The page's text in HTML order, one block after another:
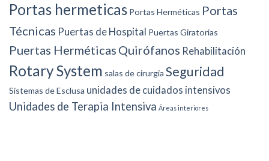
Portas hermeticas Portas Herméticas Portas
Técnicas Puertas de Hospital Puertas Giratorias
Puertas Herméticas Quirófanos Rehabilitación
Rotary System salas de cirurgia Seguridad
Sistemas de Esclusa unidades de cuidados intensivos
Unidades de Terapia Intensiva Áreas interiores